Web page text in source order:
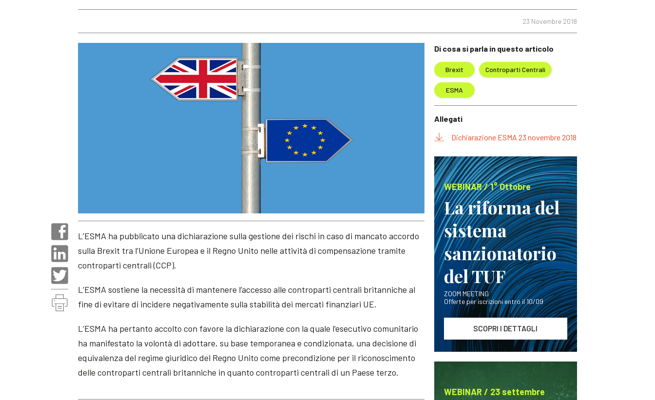
23 Novembre 2018
L’ESMA ha pubblicato una dichiarazione sulla gestione dei rischi in caso di mancato accordo
sulla Brexit tra l’Unione Europea e il Regno Unito nelle attività di compensazione tramite
controparti centrali (CCP).
L’ESMA sostiene la necessità di mantenere l’accesso alle controparti centrali britanniche al
fine di evitare di incidere negativamente sulla stabilità dei mercati finanziari UE.
L’ESMA ha pertanto accolto con favore la dichiarazione con la quale l’esecutivo comunitario
ha manifestato la volontà di adottare, su base temporanea e condizionata, una decisione di
equivalenza del regime giuridico del Regno Unito come precondizione per il riconoscimento
delle controparti centrali britanniche in quanto controparti centrali di un Paese terzo.
Di cosa si parla in questo articolo
Brexit Controparti Centrali
ESMA
Allegati
Dichiarazione ESMA 23 novembre 2018
WEBINAR / 1° Ottobre
La riforma del
sistema
sanzionatorio
del TUF
ZOOM MEETING
Offerte per iscrizioni entro il 10/09
SCOPRI I DETTAGLI
WEBINAR / 23 settembre